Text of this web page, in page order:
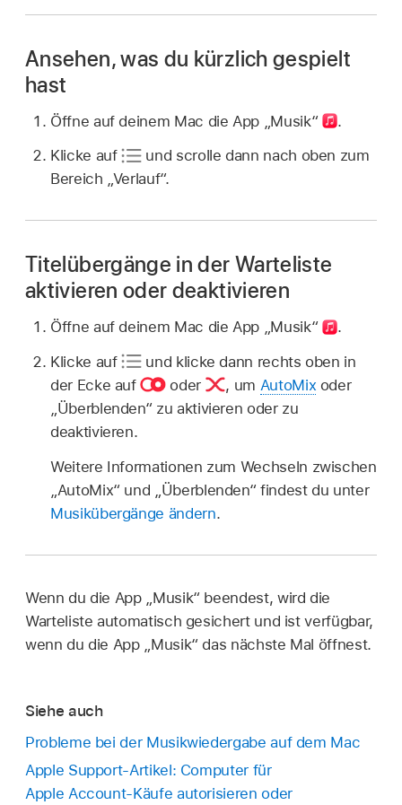
Ansehen, was du kürzlich gespielt
hast
Öffne auf deinem Mac die App „Musik“
.
Klicke auf
und scrolle dann nach oben zum
Bereich „Verlauf“.
Titelübergänge in der Warteliste
aktivieren oder deaktivieren
Öffne auf deinem Mac die App „Musik“
.
Klicke auf
und klicke dann rechts oben in
der Ecke auf
oder , um AutoMix oder
„Überblenden“ zu aktivieren oder zu
deaktivieren.
Weitere Informationen zum Wechseln zwischen
„AutoMix“ und „Überblenden“ findest du unter
Musikübergänge ändern.
Wenn du die App „Musik“ beendest, wird die
Warteliste automatisch gesichert und ist verfügbar,
wenn du die App „Musik“ das nächste Mal öffnest.
Siehe auch
Probleme bei der Musikwiedergabe auf dem Mac
Apple Support-Artikel: Computer für
Apple Account-Käufe autorisieren oder